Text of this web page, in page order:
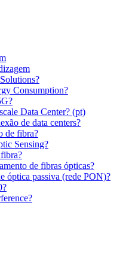
Consumption?
Data Center? (pt)
de data centers?
de fibra?
Sensing?
de fibras ópticas?
óptica passiva (rede PON)?